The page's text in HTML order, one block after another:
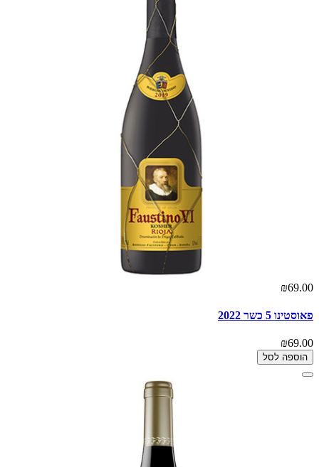
₪69.00
פאוסטינו 5 כשר 2022
₪69.00
הוספה לסל